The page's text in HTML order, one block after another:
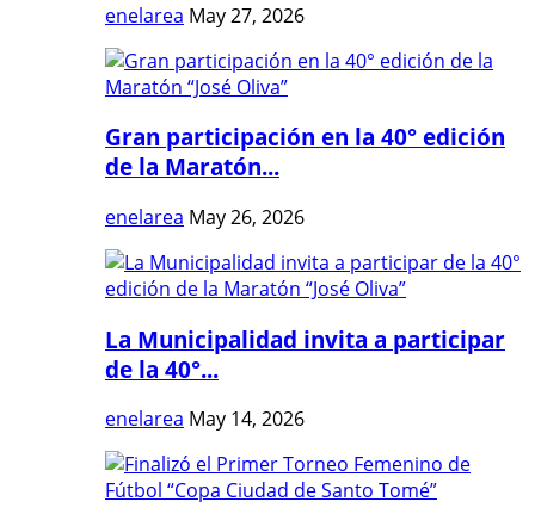
enelarea May 27, 2026
Gran participación en la 40° edición
de la Maratón...
enelarea May 26, 2026
La Municipalidad invita a participar
de la 40°...
enelarea May 14, 2026